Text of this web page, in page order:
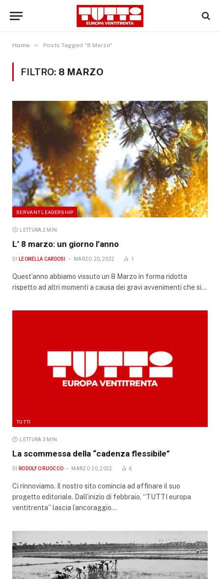
Home » Posts Tagged "8 Marzo"
FILTRO: 8 MARZO
SERVANT LEADERSHIP
LETTURA 2 MIN.
L’ 8 marzo: un giorno l’anno
DI LEONELLA CARDOSI MARZO 20, 2022 1
Quest’anno abbiamo vissuto un 8 Marzo in forma ridotta
rispetto ad altri momenti a causa dei gravi avvenimenti che si…
TUTTI
LETTURA 3 MIN.
La scommessa della “cadenza flessibile”
DI RODOLFO RUOCCO MARZO 20, 2022 6
Ci rinnoviamo. Il nostro sito comincia ad affinare il suo
progetto editoriale. Dall’inizio di febbraio, “TUTTI europa
ventitrenta” lascia l’ancoraggio…